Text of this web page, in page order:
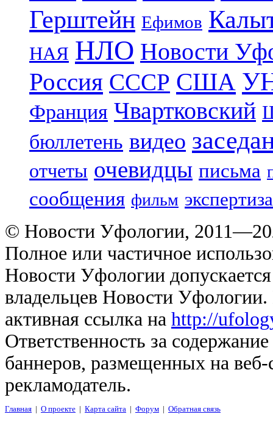
Герштейн Ефимов
НАЯ НЛО Новости
Россия СССР США
Франция Чвартковский
бюллетень видео
отчеты очевидцы письма
сообщения фильм экспертиза
© Новости Уфологии,
Полное или частичное
Новости Уфологии
владельцев Новости
активная ссылка на http://
Ответственность за
баннеров, размещенных на
рекламодатель.
Главная | О проекте | Карта сайта | Форум | Обратная связь